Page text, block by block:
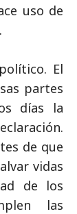
uso de
El
partes
días la
de que
vidas
de los
las